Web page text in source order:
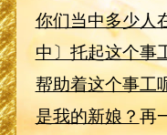
你们当中多少人
中〕托起这个事
帮助着这个事工
是我的新娘？ 再